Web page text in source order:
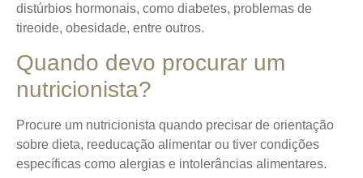
distúrbios hormonais, como diabetes, problemas de
tireoide, obesidade, entre outros.
Quando devo procurar um
nutricionista?
Procure um nutricionista quando precisar de orientação
sobre dieta, reeducação alimentar ou tiver condições
específicas como alergias e intolerâncias alimentares.